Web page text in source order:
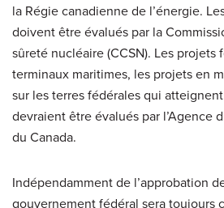
la Régie canadienne de l’énergie.
doivent être évalués par la
sûreté nucléaire (CCSN). Les projets
terminaux maritimes, les projets en
sur les terres fédérales qui
devraient être évalués par l’Agence
du Canada.
Indépendamment de l’approbation
gouvernement fédéral sera toujours